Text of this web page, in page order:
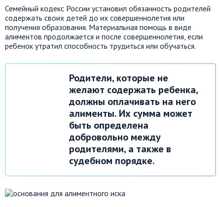
Семейный кодекс России установил обязанность родителей
содержать своих детей до их совершеннолетия или
получения образования. Материальная помощь в виде
алиментов продолжается и после совершеннолетия, если
ребенок утратил способность трудиться или обучаться.
Родители, которые не
желают содержать ребенка,
должны оплачивать на него
алименты. Их сумма может
быть определена
добровольно между
родителями, а также в
судебном порядке.